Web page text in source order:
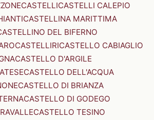
CASTELLICASTELLI CALEPIO
CASTELLINA MARITTIMA
DEL BIFERNO
CASTELLIRICASTELLO CABIAGLIO
CASTELLO D'ARGILE
CASTELLO DELL'ACQUA
CASTELLO DI BRIANZA
CASTELLO DI GODEGO
CASTELLO TESINO